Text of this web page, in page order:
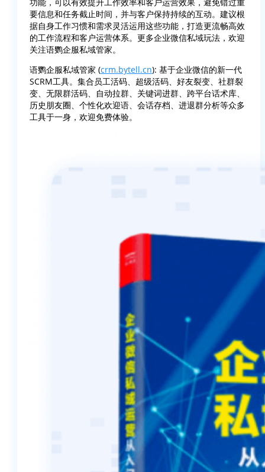
要信息和任务截止时间，并与客户保持持续的互动。建议根
据自身工作习惯和需求灵活运用这些功能，打造更流畅高效
的工作流程和客户运营体系。更多企业微信私域玩法，欢迎
关注语鹦企服私域管家。
语鹦企服私域管家 (crm.bytell.cn): 基于企业微信的新一代
SCRM工具。集合员工活码、超级活码、好友裂变、社群裂
变、无限群活码、自动拉群、关键词进群、跨平台话术库、
历史朋友圈、个性化欢迎语、会话存档、进退群分析等众多
工具于一身，欢迎免费体验。